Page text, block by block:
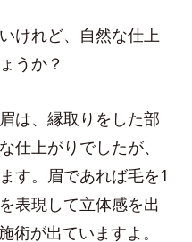
けれど、自然な仕上
うか？
は、縁取りをした部
仕上がりでしたが、
す。眉であれば毛を1
表現して立体感を出
術が出ていますよ。